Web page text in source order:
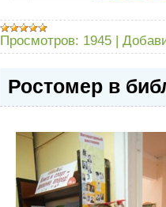
Просмотров: 1945 |
Ростомер в